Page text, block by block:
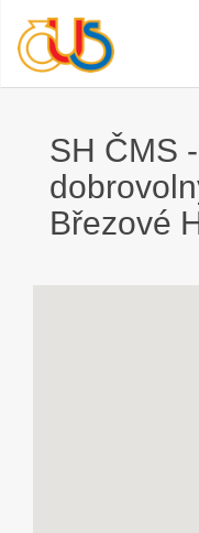
SH ČMS
Březové